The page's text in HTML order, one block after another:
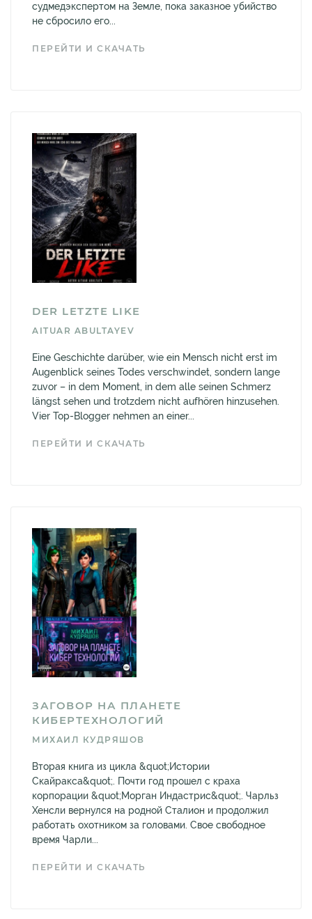
судмедэкспертом на Земле, пока заказное убийство
не сбросило его...
ПЕРЕЙТИ И СКАЧАТЬ
DER LETZTE LIKE
AITUAR ABULTAYEV
Eine Geschichte darüber, wie ein Mensch nicht erst im
Augenblick seines Todes verschwindet, sondern lange
zuvor – in dem Moment, in dem alle seinen Schmerz
längst sehen und trotzdem nicht aufhören hinzusehen.
Vier Top-Blogger nehmen an einer...
ПЕРЕЙТИ И СКАЧАТЬ
ЗАГОВОР НА ПЛАНЕТЕ
КИБЕРТЕХНОЛОГИЙ
МИХАИЛ КУДРЯШОВ
Вторая книга из цикла &quot;Истории
Скайракса&quot;. Почти год прошел с краха
корпорации &quot;Морган Индастрис&quot;. Чарльз
Хенсли вернулся на родной Сталион и продолжил
работать охотником за головами. Свое свободное
время Чарли...
ПЕРЕЙТИ И СКАЧАТЬ